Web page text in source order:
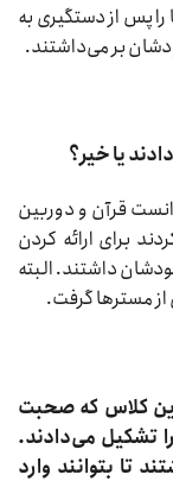
پس از دستگیری به
بر می‌داشتند.
یا خیر؟
قرآن و دوربین
برای ارائه کردن
داشتند. البته
مسترها گرفت.
کلاس که صحبت
تشکیل می‌دادند.
تا بتوانند وارد